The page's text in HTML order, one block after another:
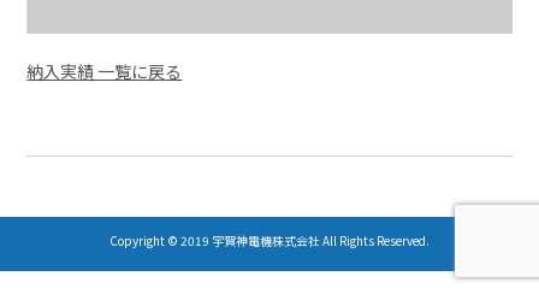
納入実績 一覧に戻る
Copyright © 2019 宇賀神電機株式会社 All Rights Reserved.